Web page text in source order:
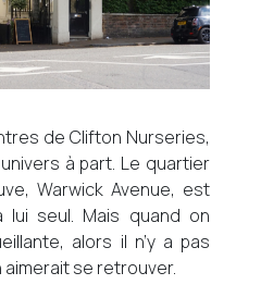
de Clifton Nurseries,
à part. Le quartier
Warwick Avenue, est
seul. Mais quand on
alors il n’y a pas
aimerait se retrouver.